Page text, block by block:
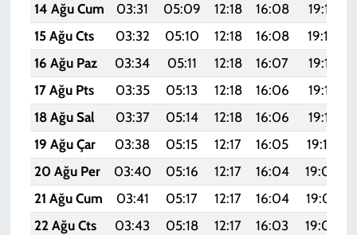
14 Ağu Cum
03:31 05:09 12:18 16:08 19:17
15 Ağu Cts
03:32 05:10 12:18 16:08 19:16
16 Ağu Paz
03:34 05:11 12:18 16:07 19:15
17 Ağu Pts
03:35 05:13 12:18 16:06 19:13
18 Ağu Sal
03:37 05:14 12:18 16:06 19:12
19 Ağu Çar
03:38 05:15 12:17 16:05 19:10
20 Ağu Per
03:40 05:16 12:17 16:04 19:09
21 Ağu Cum
03:41 05:17 12:17 16:04 19:07
22 Ağu Cts
03:43 05:18 12:17 16:03 19:06